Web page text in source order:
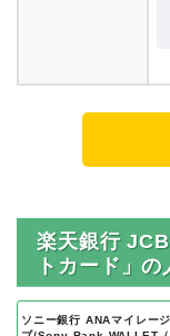
楽天銀行
トカード」
ソニー銀行 ANAマイレー